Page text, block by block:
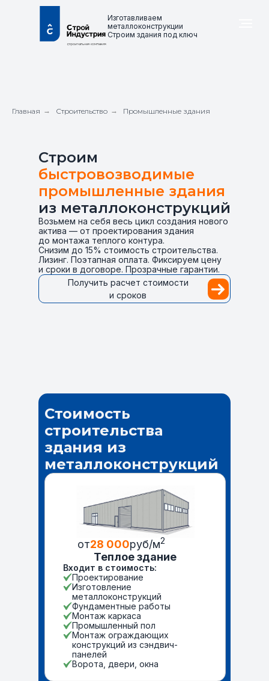
Изготавливаем
металлоконструкции
Строим здания под ключ
Главная → Строительство → Промышленные здания
Строим
быстровозводимые
промышленные здания
из металлоконструкций
Возьмем на себя весь цикл создания нового
актива — от проектирования здания
до монтажа теплого контура.
Снизим до 15% стоимость строительства.
Лизинг. Поэтапная оплата. Фиксируем цену
и сроки в договоре. Прозрачные гарантии.
Получить расчет стоимости
и сроков
Стоимость
строительства
здания из
металлоконструкций
от28 000руб/м2
Теплое здание
Входит в стоимость:
Проектирование
Изготовление
металлоконструкций
Фундаментные работы
Монтаж каркаса
Промышленный пол
Монтаж ограждающих
конструкций из сэндвич-
панелей
Ворота, двери, окна